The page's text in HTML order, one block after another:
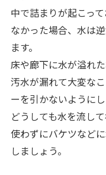
中で詰まりが起こっ
なかった場合、水は
ます。
床や廊下に水が溢れ
汚水が漏れて大変な
ーを引かないようにし
どうしても水を流し
使わずにバケツなど
しましょう。